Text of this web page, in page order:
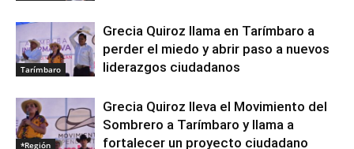
Tarímbaro
Grecia Quiroz llama en Tarímbaro a
perder el miedo y abrir paso a nuevos
liderazgos ciudadanos
*Región
Grecia Quiroz lleva el Movimiento del
Sombrero a Tarímbaro y llama a
fortalecer un proyecto ciudadano